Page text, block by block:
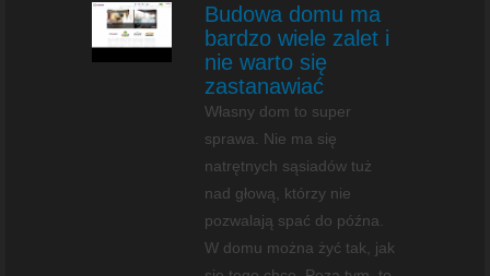
Budowa domu ma
bardzo wiele zalet i
nie warto się
zastanawiać
Własny dom to super
sprawa. Nie ma się
natrętnych sąsiadów tuż
nad głową, którzy nie
pozwalają spać do późna.
W domu można żyć tak, jak